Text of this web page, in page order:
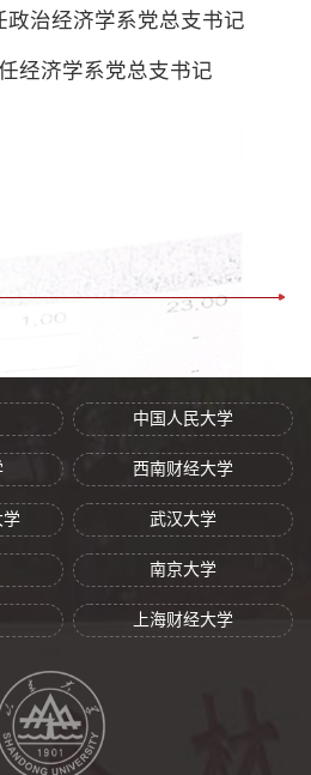
政治经济学系党总支书记
经济学系党总支书记
中国人民大学
西南财经大学
学 武汉大学
南京大学
上海财经大学